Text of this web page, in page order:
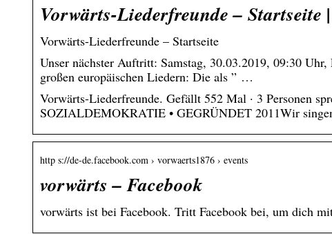
Vorwärts-Liederfreunde – Startseite
Vorwärts-Liederfreunde – Startseite
Unser nächster Auftritt: Samstag, 30.03.2019, 09:30
großen europäischen Liedern: Die als ” …
Vorwärts-Liederfreunde. Gefällt 552 Mal · 3 Personen
SOZIALDEMOKRATIE • GEGRÜNDET 2011Wir
http s://de-de.facebook.com › vorwaerts1876 › events
vorwärts – Facebook
vorwärts ist bei Facebook. Tritt Facebook bei, um dich